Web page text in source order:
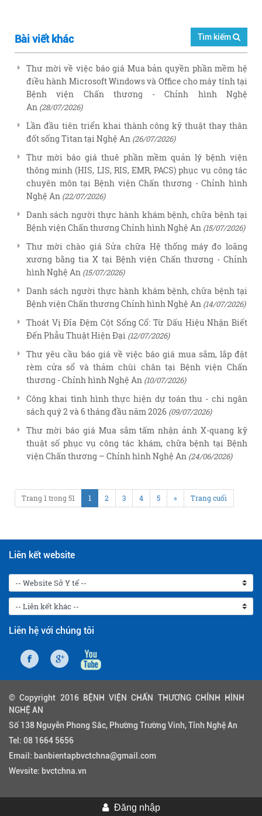
Bài viết khác Tìm kiếm
Thư mời về việc báo giá Mua bản quyền phần mềm hệ
điều hành Microsoft Windows và Office cho máy tính tại
Bệnh viện Chấn thương - Chỉnh hình Nghệ
An (28/07/2026)
Lần đầu tiên triển khai thành công kỹ thuật thay thân
đốt sống Titan tại Nghệ An (26/07/2026)
Thư mời báo giá thuê phần mềm quản lý bệnh viện
thông minh (HIS, LIS, RIS, EMR, PACS) phục vụ công tác
chuyên môn tại Bệnh viện Chấn thương - Chỉnh hình
Nghệ An (22/07/2026)
Danh sách người thực hành khám bệnh, chữa bệnh tại
Bệnh viện Chấn thương Chỉnh hình Nghệ An (15/07/2026)
Thư mời chào giá Sửa chữa Hệ thống máy đo loãng
xương bằng tia X tại Bệnh viện Chấn thương - Chỉnh
hình Nghệ An (15/07/2026)
Danh sách người thực hành khám bệnh, chữa bệnh tại
Bệnh viện Chấn thương Chỉnh hình Nghệ An (14/07/2026)
Thoát Vị Đĩa Đệm Cột Sống Cổ: Từ Dấu Hiệu Nhận Biết
Đến Phẫu Thuật Hiện Đại (12/07/2026)
Thư yêu cầu báo giá về việc báo giá mua sắm, lắp đặt
rèm cửa sổ và thảm chùi chân tại Bệnh viện Chấn
thương - Chỉnh hình Nghệ An (10/07/2026)
Công khai tình hình thực hiện dự toán thu - chi ngân
sách quý 2 và 6 tháng đầu năm 2026 (09/07/2026)
Thư mời báo giá Mua sắm tấm nhận ảnh X-quang kỹ
thuật số phục vụ công tác khám, chữa bệnh tại Bệnh
viện Chấn thương – Chỉnh hình Nghệ An (24/06/2026)
Trang 1 trong 51 1 2 3 4 5 » Trang cuối
Liên kết website
Liên hệ với chúng tôi
© Copyright 2016 BỆNH VIỆN CHẤN THƯƠNG CHỈNH HÌNH
NGHỆ AN
Số 138 Nguyễn Phong Sắc, Phường Trường Vinh, Tỉnh Nghệ An
Tel: 08 1664 5656
Email: banbientapbvctchna@gmail.com
Wevsite: bvctchna.vn
Đăng nhập